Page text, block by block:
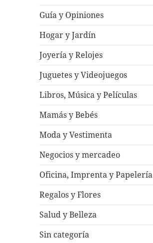
Guía y Opiniones
Hogar y Jardín
Joyería y Relojes
Juguetes y Videojuegos
Libros, Música y Películas
Mamás y Bebés
Moda y Vestimenta
Negocios y mercadeo
Oficina, Imprenta y Papelería
Regalos y Flores
Salud y Belleza
Sin categoría